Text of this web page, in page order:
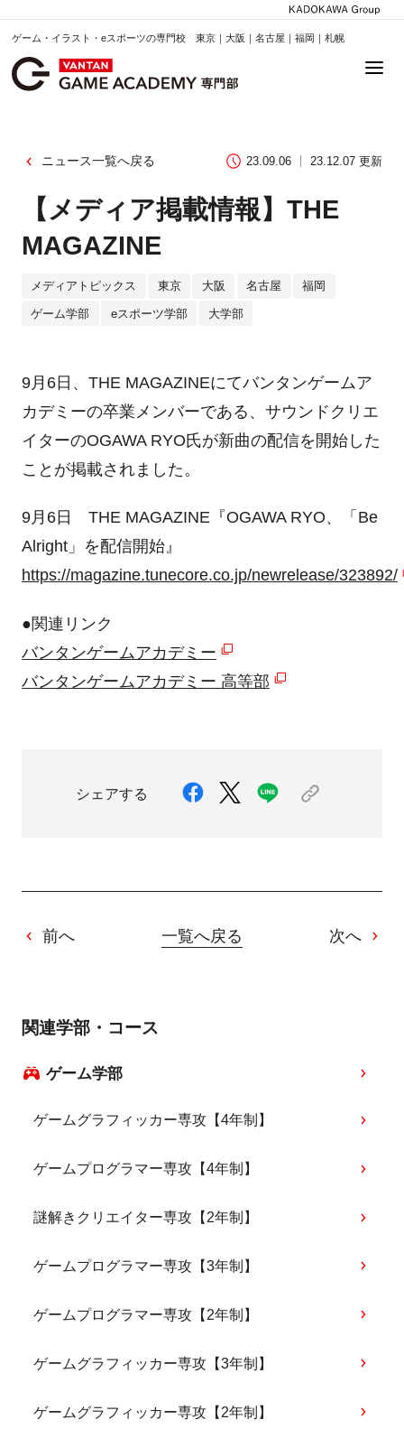
ゲーム・イラスト・eスポーツの専門校 東京｜大阪｜名古屋｜福岡｜札幌
ニュース一覧へ戻る 23.09.06 23.12.07 更新
【メディア掲載情報】THE
MAGAZINE
メディアトピックス 東京 大阪 名古屋 福岡
ゲーム学部 eスポーツ学部 大学部
9月6日、THE MAGAZINEにてバンタンゲームア
カデミーの卒業メンバーである、サウンドクリエ
イターのOGAWA RYO氏が新曲の配信を開始した
ことが掲載されました。
9月6日 THE MAGAZINE『OGAWA RYO、「Be
Alright」を配信開始』
https://magazine.tunecore.co.jp/newrelease/323892/
●関連リンク
バンタンゲームアカデミー
バンタンゲームアカデミー 高等部
シェアする
前へ 一覧へ戻る 次へ
関連学部・コース
ゲーム学部
ゲームグラフィッカー専攻【4年制】
ゲームプログラマー専攻【4年制】
謎解きクリエイター専攻【2年制】
ゲームプログラマー専攻【3年制】
ゲームプログラマー専攻【2年制】
ゲームグラフィッカー専攻【3年制】
ゲームグラフィッカー専攻【2年制】